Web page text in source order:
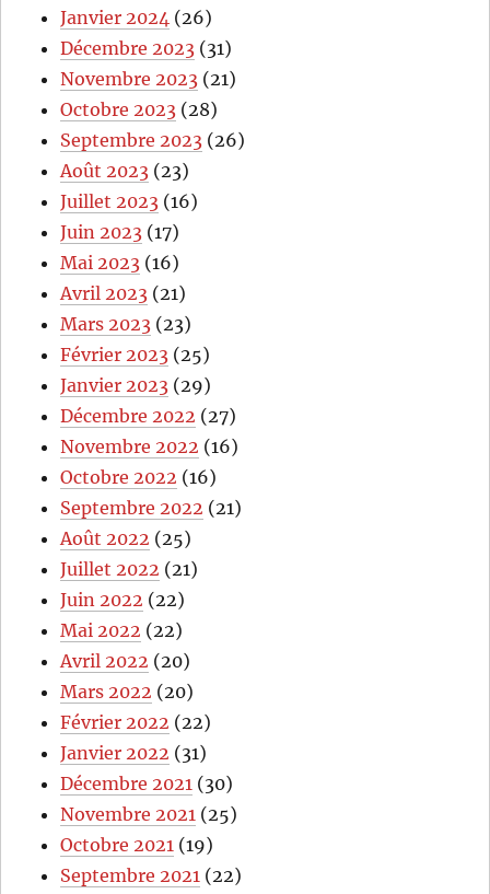
Janvier 2024 (26)
Décembre 2023 (31)
Novembre 2023 (21)
Octobre 2023 (28)
Septembre 2023 (26)
Août 2023 (23)
Juillet 2023 (16)
Juin 2023 (17)
Mai 2023 (16)
Avril 2023 (21)
Mars 2023 (23)
Février 2023 (25)
Janvier 2023 (29)
Décembre 2022 (27)
Novembre 2022 (16)
Octobre 2022 (16)
Septembre 2022 (21)
Août 2022 (25)
Juillet 2022 (21)
Juin 2022 (22)
Mai 2022 (22)
Avril 2022 (20)
Mars 2022 (20)
Février 2022 (22)
Janvier 2022 (31)
Décembre 2021 (30)
Novembre 2021 (25)
Octobre 2021 (19)
Septembre 2021 (22)